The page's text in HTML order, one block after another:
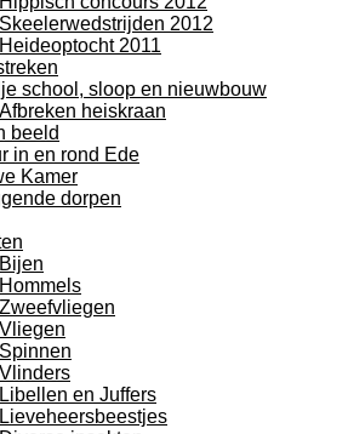
Skeelerwedstrijden 2012
Heideoptocht 2011
school, sloop en nieuwbouw
Afbreken heiskraan
beeld
in en rond Ede
Kamer
dorpen
Bijen
Hommels
Zweefvliegen
Vliegen
Spinnen
Vlinders
Libellen en Juffers
Lieveheersbeestjes